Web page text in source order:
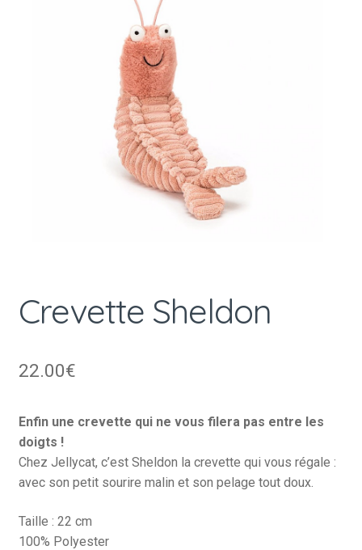
Crevette Sheldon
22.00€
Enfin une crevette qui ne vous filera pas entre les
doigts !
Chez Jellycat, c’est Sheldon la crevette qui vous régale :
avec son petit sourire malin et son pelage tout doux.
Taille : 22 cm
100% Polyester